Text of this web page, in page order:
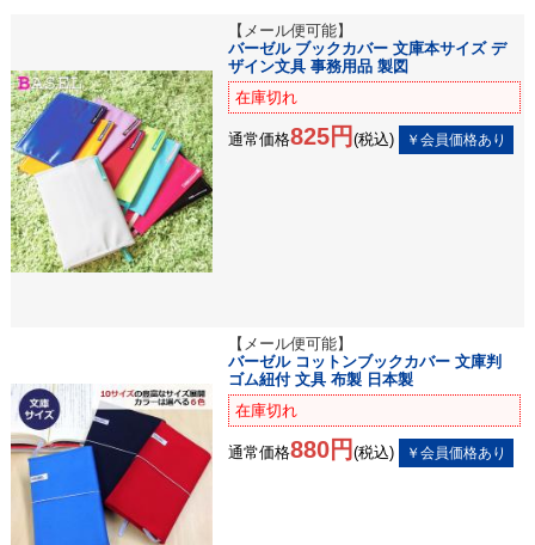
【メール便可能】
バーゼル ブックカバー 文庫本サイズ デ
ザイン文具 事務用品 製図
在庫切れ
通常価格825円 (税込)
【メール便可能】
バーゼル コットンブックカバー 文庫判
ゴム紐付 文具 布製 日本製
在庫切れ
通常価格880円 (税込)